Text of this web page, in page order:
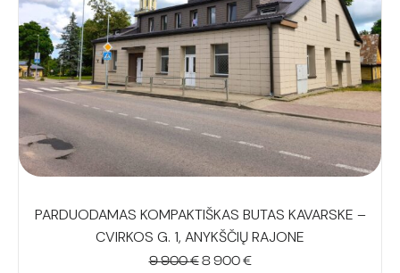
PARDUODAMAS KOMPAKTIŠKAS BUTAS KAVARSKE –
CVIRKOS G. 1, ANYKŠČIŲ RAJONE
9 900€ Original
8 900€Current